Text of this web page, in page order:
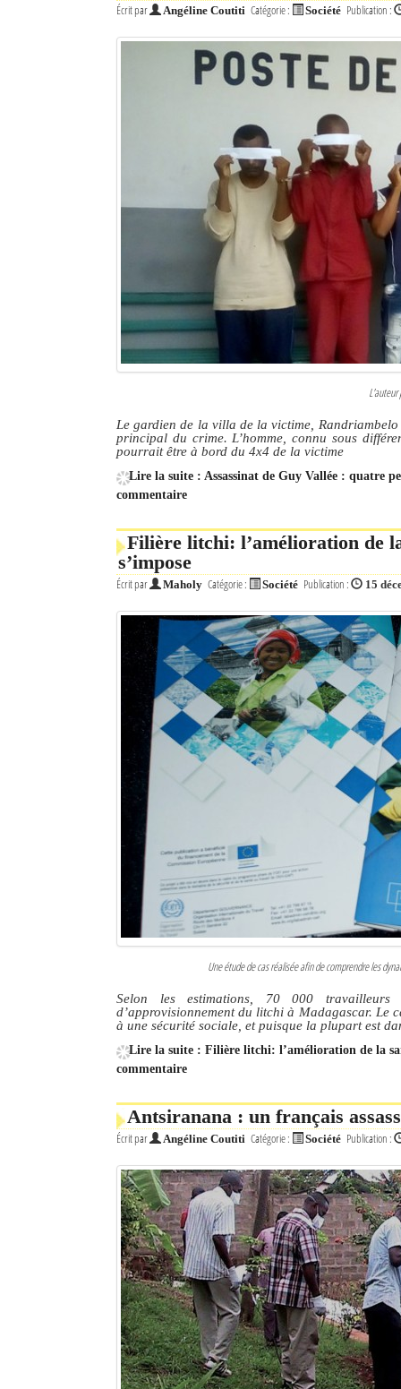
Écrit par Angéline Coutiti Catégorie : Société Publication :
L'auteur
Le gardien de la villa de la victime,
principal du crime. L’homme, connu sous
pourrait être à bord du 4x4 de la victime
Lire la suite : Assassinat de Guy Vallée : quatre
commentaire
Filière litchi: l’amélioration de
s’impose
Écrit par Maholy Catégorie : Société Publication : 15
Une étude de cas réalisée afin de comprendre les
Selon les estimations, 70 000
d’approvisionnement du litchi à Madagascar.
à une sécurité sociale, et puisque la plupart est
Lire la suite : Filière litchi: l’amélioration de la
commentaire
Antsiranana : un français
Écrit par Angéline Coutiti Catégorie : Société Publication :